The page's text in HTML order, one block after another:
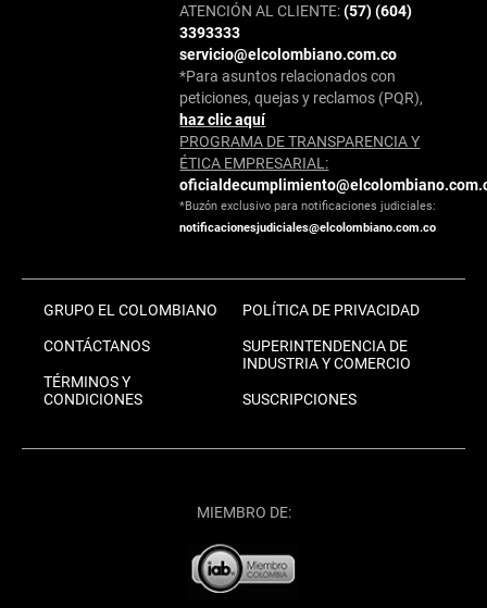
ATENCIÓN AL CLIENTE:(57) (604)
3393333
servicio@elcolombiano.com.co
*Para asuntos relacionados con
peticiones, quejas y reclamos (PQR),
haz clic aquí
PROGRAMA DE TRANSPARENCIA Y
ÉTICA EMPRESARIAL:
*Buzón exclusivo para notificaciones judiciales:
notificacionesjudiciales@elcolombiano.com.co
GRUPO EL COLOMBIANO
CONTÁCTANOS
TÉRMINOS Y
CONDICIONES
POLÍTICA DE PRIVACIDAD
SUPERINTENDENCIA DE
INDUSTRIA Y COMERCIO
SUSCRIPCIONES
MIEMBRO DE: